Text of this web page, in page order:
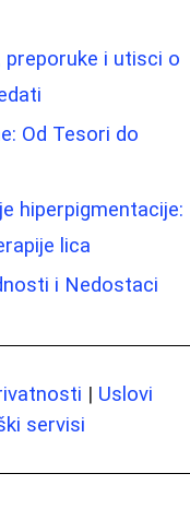
preporuke i utisci o
Od Tesori do
hiperpigmentacije:
lica
i Nedostaci
| Uslovi
servisi